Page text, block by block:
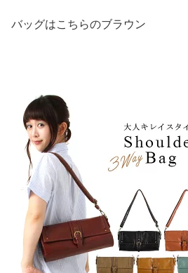
バッグはこちらのブラウン